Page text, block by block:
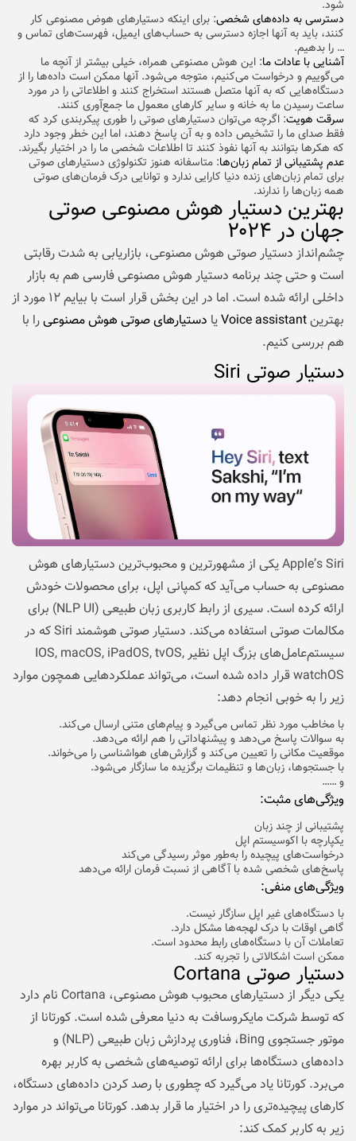
شود.
دسترسی به داده‌های شخصی: برای اینکه دستیارهای هوض مصنوعی کار
کنند، باید به آنها اجازه دسترسی به حساب‌های ایمیل، فهرست‌های تماس و
… را بدهیم.
آشنایی با عادات ما: این هوش مصنوعی همراه، خیلی بیشتر از آنچه ما
می‌گوییم و درخواست می‌کنیم، متوجه می‌شود. آنها ممکن است داده‌ها را از
دستگاه‌هایی که به آنها متصل هستند استخراج کنند و اطلاعاتی را در مورد
ساعت رسیدن ما به خانه و سایر کارهای معمول ما جمع‌آوری کنند.
سرقت هویت: اگرچه می‌توان دستیارهای صوتی را طوری پیکربندی کرد که
فقط صدای ما را تشخیص داده و به آن پاسخ دهند، اما این خطر وجود دارد
که هکرها بتوانند به آنها نفوذ کنند تا اطلاعات شخصی ما را در اختیار بگیرند.
عدم پشتیبانی از تمام زبان‌ها: متاسفانه هنوز تکنولوژی دستیارهای صوتی
برای تمام زبان‌های زنده دنیا کارایی ندارد و توانایی درک فرمان‌های صوتی
همه زبان‌ها را ندارند.
بهترین دستیار هوش مصنوعی صوتی
جهان در ۲۰۲۴
چشم‌انداز دستیار صوتی هوش مصنوعی، بازاریابی به شدت رقابتی
است و حتی چند برنامه دستیار هوش مصنوعی فارسی هم به بازار
داخلی ارائه شده است. اما در این بخش قرار است با بیایم ۱۲ مورد از
بهترینVoice assistantیا دستیار‌های صوتی هوش مصنوعیرا با
هم بررسی کنیم.
دستیار صوتی Siri
Apple’s Siri یکی از مشهورترین و محبوب‌ترین دستیارهای هوش
مصنوعی به حساب می‌آید که کمپانی اپل، برای محصولات خودش
ارائه کرده است. سیری از رابط کاربری زبان طبیعی (NLP UI) برای
مکالمات صوتی استفاده می‌کند. دستیار صوتی هوشمند Siri که در
سیستم‌عامل‌های بزرگ اپل نظیر IOS, macOS, iPadOS, tvOS,
watchOS قرار داده شده است، می‌تواند عملکردهایی همچون موارد
زیر را به خوبی انجام دهد:
با مخاطب مورد نظر تماس می‌گیرد و پیام‌های متنی ارسال می‌کند.
به سوالات پاسخ می‌دهد و پیشنهاداتی را هم ارائه می‌دهد.
موقعیت مکانی را تعیین می‌کند و گزارش‌های هواشناسی را می‌خواند.
با جستجوها، زبان‌ها و تنظیمات برگزیده ما سازگار می‌شود.
و ……
ویژگی‌های مثبت:
پشتیبانی از چند زبان
یکپارچه با اکوسیستم اپل
درخواست‌های پیچیده را به‌طور موثر رسیدگی می‌کند
پاسخ‌های شخصی شده با آگاهی از نسبت فرمان ارائه می‌دهد
ویژگی‌های منفی:
با دستگاه‌های غیر اپل سازگار نیست.
گاهی اوقات با درک لهجه‌ها مشکل دارد.
تعاملات آن با دستگاه‌های رابط محدود است.
ممکن است اشکالاتی را تجربه کند.
دستیار صوتی Cortana
یکی دیگر از دستیارهای محبوب هوش مصنوعی، Cortana نام دارد
که توسط شرکت مایکروسافت به دنیا معرفی شده است. کورتانا از
موتور جستجوی Bing، فناوری پردازش زبان طبیعی (NLP) و
داده‌های دستگاه‌ها برای ارائه توصیه‌های شخصی به کاربر بهره
می‌برد. کورتانا یاد می‌گیرد که چطوری با رصد کردن داده‌های دستگاه،
کارهای پیچیده‌تری را در اختیار ما قرار بدهد. کورتانا می‌تواند در موارد
زیر به کاربر کمک کند: